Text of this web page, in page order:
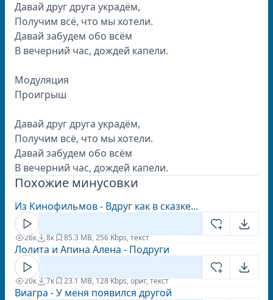
Давай друг друга украдём,
Получим всё, что мы хотели.
Давай забудем обо всём
В вечерний час, дождей капели.
Модуляция
Проигрыш
Давай друг друга украдём,
Получим всё, что мы хотели.
Давай забудем обо всём
В вечерний час, дождей капели.
Похожие минусовки
Из Кинофильмов - Вдруг как в сказке...
26к 8к 85.3 MB, 256 Kbps, текст
Лолита и Апина Алена - Подруги
20к 7к 23.1 MB, 128 Kbps, ориг, текст
Виагра - У меня появился другой